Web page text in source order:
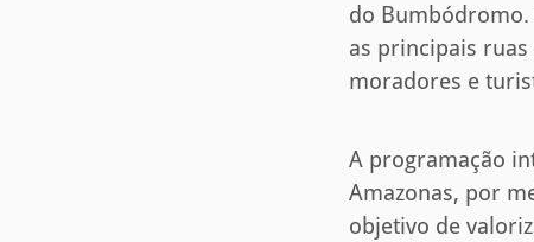
do Bumbódromo.
as principais
moradores e
A programação
Amazonas, por
objetivo de